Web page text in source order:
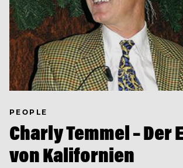
PEOPLE
Charly Temmel – Der
von Kalifornien